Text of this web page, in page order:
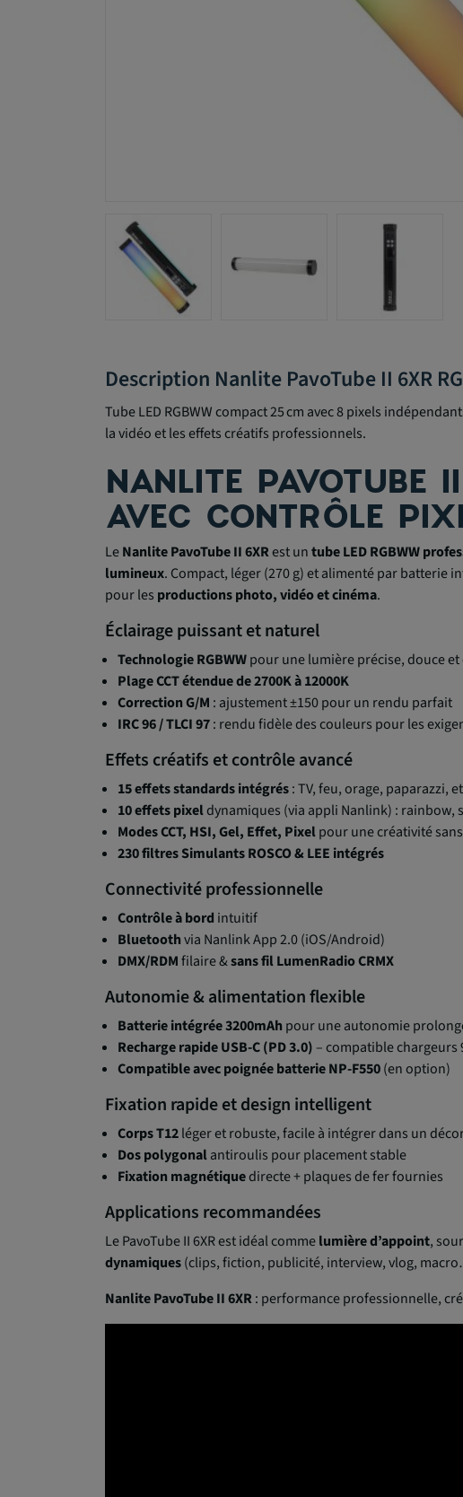
Description Nanlite PavoTube II 6XR
Tube LED RGBWW compact 25 cm avec 8 pixels
la vidéo et les effets créatifs professionnels.
NANLITE PAVOTUBE
AVEC CONTRÔLE
LeNanlite PavoTube II 6XRest untube LED RGBWW
lumineux. Compact, léger (270 g) et alimenté par batterie
pour les productions photo, vidéo et cinéma.
Éclairage puissant et naturel
Technologie RGBWWpour une lumière précise, douce
Plage CCT étendue de 2700K à 12000K
Correction G/M : ajustement ±150 pour un rendu parfait
IRC 96 / TLCI 97: rendu fidèle des couleurs pour les
Effets créatifs et contrôle avancé
15 effets standards intégrés: TV, feu, orage, paparazzi,
10 effets pixeldynamiques (via appli Nanlink) : rainbow,
Modes CCT, HSI, Gel, Effet, Pixelpour une créativité
230 filtres Simulants ROSCO & LEE intégrés
Connectivité professionnelle
Contrôle à bord intuitif
Bluetoothvia Nanlink App 2.0 (iOS/Android)
DMX/RDMfilaire &sans fil LumenRadio CRMX
Autonomie & alimentation flexible
Batterie intégrée 3200mAh pour une autonomie
Recharge rapide USB-C (PD 3.0) – compatible chargeurs
Compatible avec poignée batterie NP-F550(en option)
Fixation rapide et design intelligent
Corps T12léger et robuste, facile à intégrer dans un
Dos polygonalantiroulis pour placement stable
Fixation magnétiquedirecte + plaques de fer fournies
Applications recommandées
Le PavoTube II 6XR est idéal commelumière d’appoint,
dynamiques(clips, fiction, publicité, interview, vlog,
Nanlite PavoTube II 6XR: performance professionnelle,